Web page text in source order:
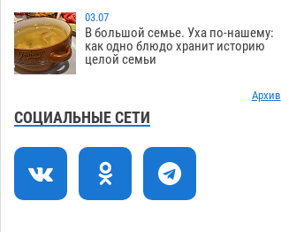
полив
06.08 313
13:13
Скончался второй ребенок после
пожара в Астрахани
12:49
Астраханские гандболисты с крупной
Спартакиаде
12:16
В астраханском селе невестка
изрешетила машину свекрови
03.07
В большой семье. Уха по-нашему:
как одно блюдо хранит историю
целой семьи
Архив
СОЦИАЛЬНЫЕ СЕТИ